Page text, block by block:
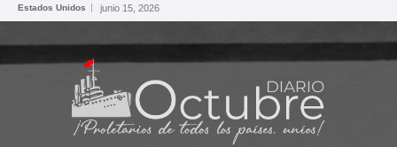
Estados Unidos junio 15, 2026